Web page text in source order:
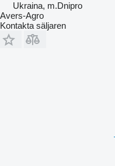
Ukraina, m.Dnipro
Avers-Agro
Kontakta säljaren